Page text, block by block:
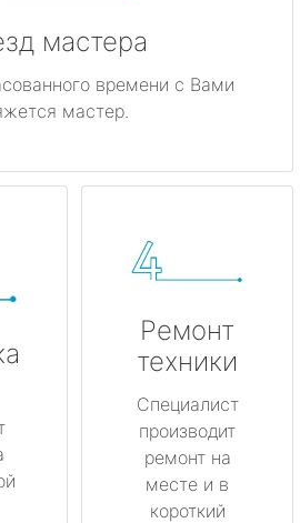
мастера
времени с Вами
мастер.
Ремонт
техники
Специалист
производит
ремонт на
месте и в
короткий